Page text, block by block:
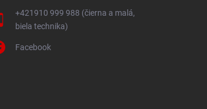
+421910 999 988 (čierna a malá,
biela technika)
Facebook